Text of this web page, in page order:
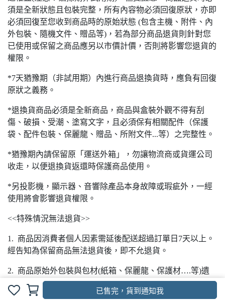
已售完，貨到通知我
須是全新狀態且包裝完整，所有內容物必須回復原狀，亦即
必須回復至您收到商品時的原始狀態 (包含主機、附件、內
外包裝、隨機文件、贈品等)，若為部分商品退貨則針對您
已使用或保留之商品應另以市價計價，否則將影響您退貨的
權限。
*7天猶豫期（非試用期）內進行商品退換貨時，應負有回復
原狀之義務。
*退換貨商品必須是全新商品，商品與盒裝外觀不得有刮
傷、破損、受潮、塗寫文字，且必須保有相關配件（保護
袋、配件包裝、保麗龍、贈品、所附文件...等）之完整性。
*猶豫期內請保留原「運送外箱」，勿讓物流商或貨運公司
收走，以便退換貨返還時保護商品使用。
*另投影機，顯示器、音響除產品本身故障或瑕疵外，一經
使用將會影響退貨權限。
<<特殊情況無法退貨>>
1. 商品因消費者個人因素需延後配送超過訂單日7天以上。
經告知為保留商品無法退貨後，即不允退貨。
2. 商品原始外包裝與包材(紙箱、保麗龍、保護材….等)遺
失、損毀或非使用原始包材，因無法確保物流配送狀況，則
不允退貨。